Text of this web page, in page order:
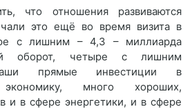
что отношения развиваются
это ещё во время визита в
с лишним – 4,3 – миллиарда
оборот, четыре с лишним
прямые инвестиции в
экономику, много хороших,
и в сфере энергетики, и в сфере